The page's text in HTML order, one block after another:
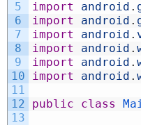
5
6
7
8
9
10
11
12
13
import android .
import
android .
import
android .
import
android .
import
android .
import
android .
public class